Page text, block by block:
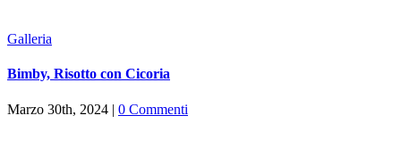
Galleria
Bimby, Risotto con Cicoria
Marzo 30th, 2024 | 0 Commenti